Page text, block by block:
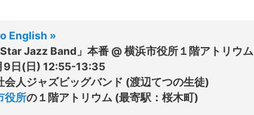
English »
Jazz Band」本番 @ 横浜市役所１階アトリウム
日(日) 12:55-13:35
人ジャズビッグバンド (渡辺てつの生徒)
役所の１階アトリウム (最寄駅：桜木町)